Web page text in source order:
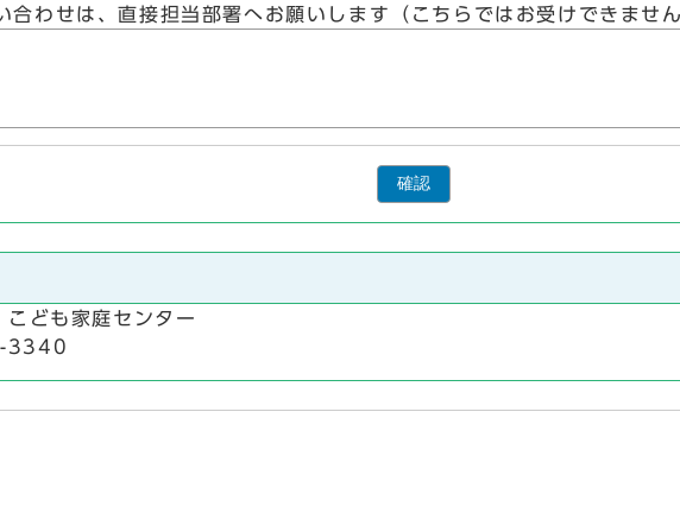
合わせは、直接担当部署へお願いします（こちらではお受けできませ
確認
ども家庭センター
3340